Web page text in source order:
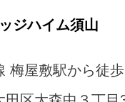
ジハイム須山
梅屋敷駅から徒